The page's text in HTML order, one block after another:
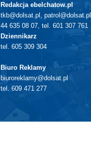
Redakcja ebelchatow.pl
tkb@dolsat.pl, patrol@dolsat.pl
44 635 08 07, tel. 601 307 761
Dziennikarz
tel. 605 309 304
Biuro Reklamy
biuroreklamy@dolsat.pl
tel. 609 471 277